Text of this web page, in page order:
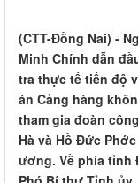
(CTT-Đồng Nai) -
Minh Chính dẫn
tra thực tế tiến độ
án Cảng hàng
tham gia đoàn
Hà và Hồ Đức
ương. Về phía tỉnh